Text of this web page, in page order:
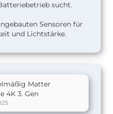
sucht.
Sensoren für
und Lichtstärke.
Matter
4K 3. Gen